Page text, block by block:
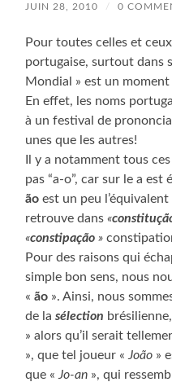
JUIN 28, 2010 / 0
Pour toutes celles et
portugaise, surtout dans
Mondial » est un
En effet, les noms
à un festival de
unes que les autres!
Il y a notamment tous
pas “a-o”, car sur le a
ão est un peu l’équivalent
retrouve dans«co
«constipação »
Pour des raisons qui
simple bon sens, nous
« ão ». Ainsi, nous
de lasélection
» alors qu’il serait
», que tel joueur « João »
que « Jo-an », qui